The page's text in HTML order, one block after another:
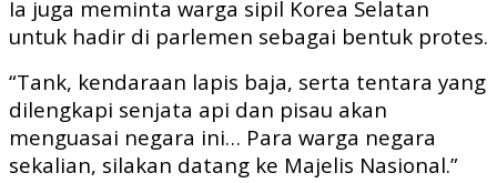
Ia juga meminta warga sipil Korea Selatan
untuk hadir di parlemen sebagai bentuk protes.
“Tank, kendaraan lapis baja, serta tentara yang
dilengkapi senjata api dan pisau akan
menguasai negara ini… Para warga negara
sekalian, silakan datang ke Majelis Nasional.”